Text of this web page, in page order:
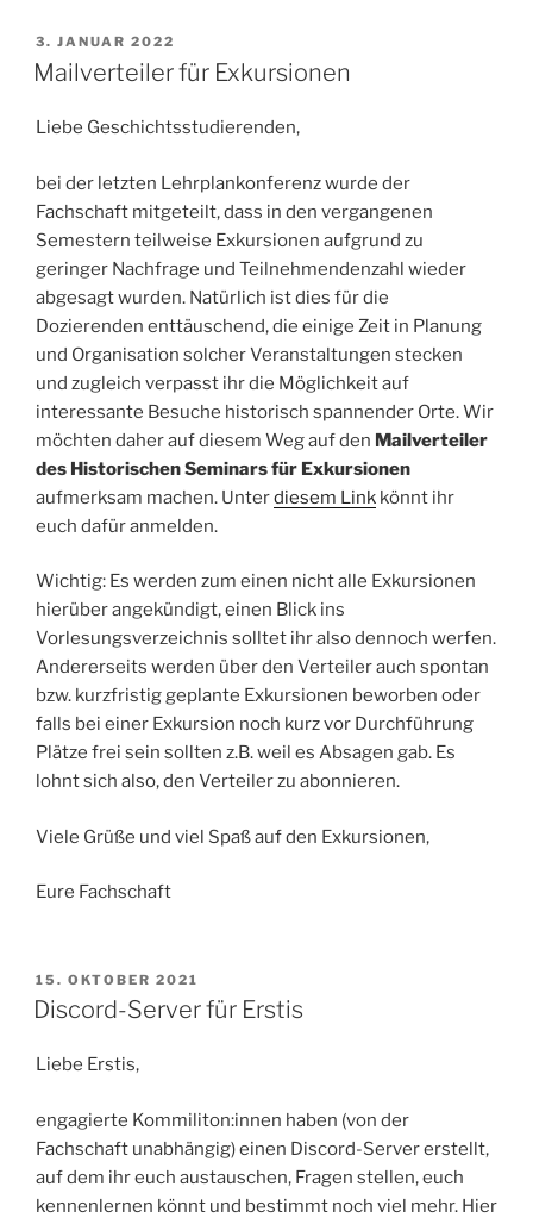
VERÖFFENTLICHT
AM
3. JANUAR 2022
Mailverteiler für Exkursionen
Liebe Geschichtsstudierenden,
bei der letzten Lehrplankonferenz wurde der
Fachschaft mitgeteilt, dass in den vergangenen
Semestern teilweise Exkursionen aufgrund zu
geringer Nachfrage und Teilnehmendenzahl wieder
abgesagt wurden. Natürlich ist dies für die
Dozierenden enttäuschend, die einige Zeit in Planung
und Organisation solcher Veranstaltungen stecken
und zugleich verpasst ihr die Möglichkeit auf
interessante Besuche historisch spannender Orte. Wir
möchten daher auf diesem Weg auf den Mailverteiler
des Historischen Seminars für Exkursionen
aufmerksam machen. Unterdiesem Link könnt ihr
euch dafür anmelden.
Wichtig: Es werden zum einen nicht alle Exkursionen
hierüber angekündigt, einen Blick ins
Vorlesungsverzeichnis solltet ihr also dennoch werfen.
Andererseits werden über den Verteiler auch spontan
bzw. kurzfristig geplante Exkursionen beworben oder
falls bei einer Exkursion noch kurz vor Durchführung
Plätze frei sein sollten z.B. weil es Absagen gab. Es
lohnt sich also, den Verteiler zu abonnieren.
Viele Grüße und viel Spaß auf den Exkursionen,
Eure Fachschaft
VERÖFFENTLICHT
AM
15. OKTOBER 2021
Discord-Server für Erstis
Liebe Erstis,
engagierte Kommiliton:innen haben (von der
Fachschaft unabhängig) einen Discord-Server erstellt,
auf dem ihr euch austauschen, Fragen stellen, euch
kennenlernen könnt und bestimmt noch viel mehr. Hier